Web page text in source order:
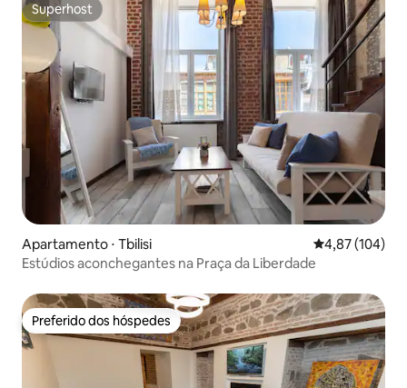
Superhost
Superhost
Apartamento ⋅ Tbilisi 4,87 de uma
4,87 (104)
Estúdios aconchegantes na Praça da Liberdade
Preferido dos hóspedes
Preferido dos hóspedes